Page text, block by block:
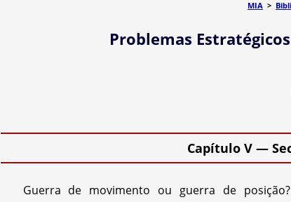
MIA >
Problemas
Capítulo V —
Guerra de movimento ou guerra de